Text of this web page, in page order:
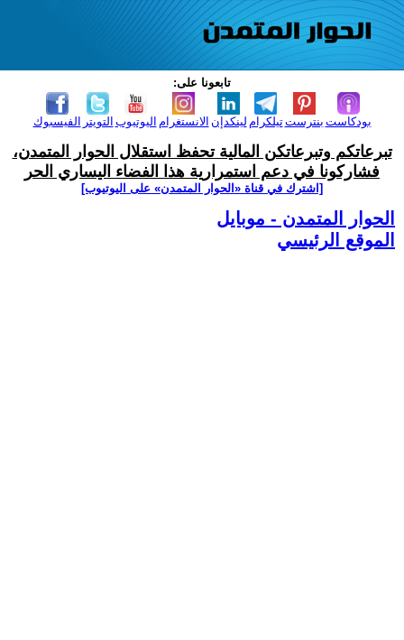
تابعونا على:
الفيسبوك التويتر اليوتيوب الانستغرام لينكدإن تيلكرامبنترست بودكاست
تبرعاتكم وتبرعاتكن المالية تحفظ استقلال الحوار المتمدن،
فشاركونا في دعم استمرارية هذا الفضاء اليساري الحر
[اشترك في قناة ‫«الحوار المتمدن» على اليوتيوب]
الحوار المتمدن - موبايل
الموقع الرئيسي